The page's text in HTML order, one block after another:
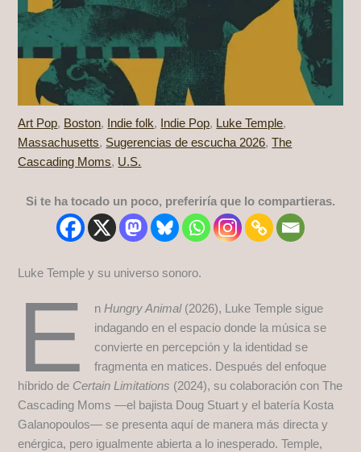
Art Pop, Boston, Indie folk, Indie Pop, Luke Temple,
Massachusetts, Sugerencias de escucha 2026,The
Cascading Moms, U.S.
Si te ha tocado un poco, preferiría que lo compartieras.
Luke Temple y su universo sonoro.
E n Hungry Animal(2026), Luke Temple sigue
indagando en el espacio donde la música se
convierte en percepción y la identidad se
fragmenta en matices. Después del enfoque
híbrido de Certain Limitations (2024), su colaboración con The
Cascading Moms —el bajista Doug Stuart y el batería Kosta
Galanopoulos— se presenta aquí de manera más directa y
enérgica, pero igualmente abierta a lo inesperado. Temple,